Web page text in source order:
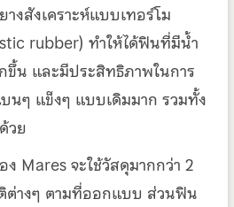
งสังเคราะห์แบบเทอร์โม
rubber) ทำให้ได้ฟินที่มีน้ำ
น และมีประสิทธิภาพในการ
นๆ แข็งๆ แบบเดิมมาก รวมทั้ง
วย
Mares จะใช้วัสดุมากกว่า 2
างๆ ตามที่ออกแบบ ส่วนฟิน